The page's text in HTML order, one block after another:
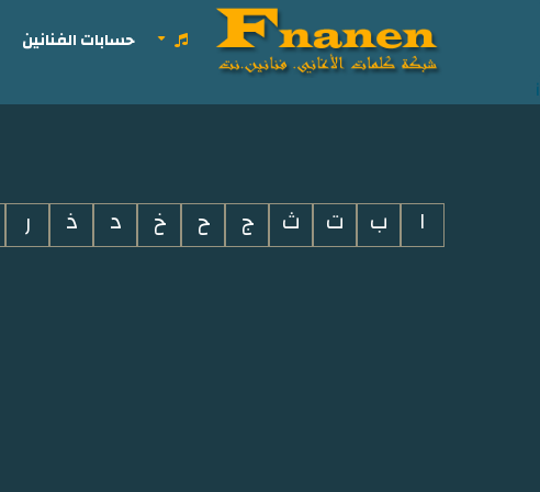
i
حسابات الفنانين
ا ب ت ث ج ح خ د ذ ر